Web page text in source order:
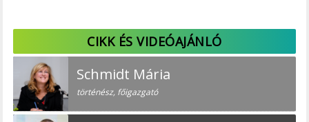
CIKK ÉS VIDEÓAJÁNLÓ
Schmidt Mária
történész, főigazgató